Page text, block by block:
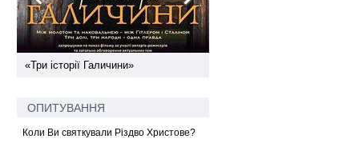
«Три історії Галичини»
ОПИТУВАННЯ
Коли Ви святкували Різдво Христове?